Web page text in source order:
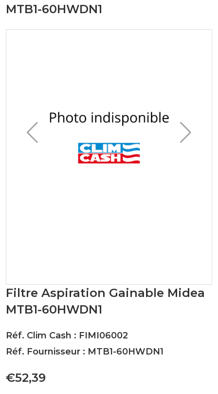
MTB1-60HWDN1
Filtre Aspiration Gainable Midea
MTB1-60HWDN1
Réf. Clim Cash : FIMI06002
Réf. Fournisseur : MTB1-60HWDN1
€52,39